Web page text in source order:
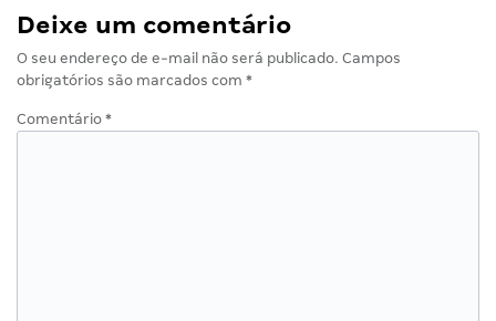
Deixe um comentário
O seu endereço de e-mail não será publicado. Campos
obrigatórios são marcados com *
Comentário *